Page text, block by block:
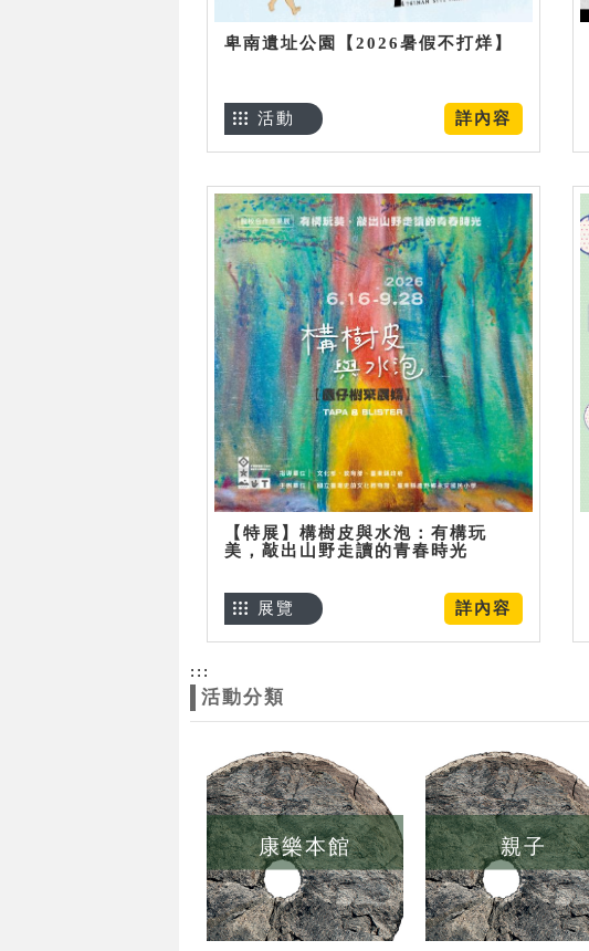
卑南遺址公園【2026暑假不打烊】
詳內容
活動
【特展】構樹皮與水泡：有構玩
美，敲出山野走讀的青春時光
詳內容
展覽
:::
活動分類
康樂本館 親子